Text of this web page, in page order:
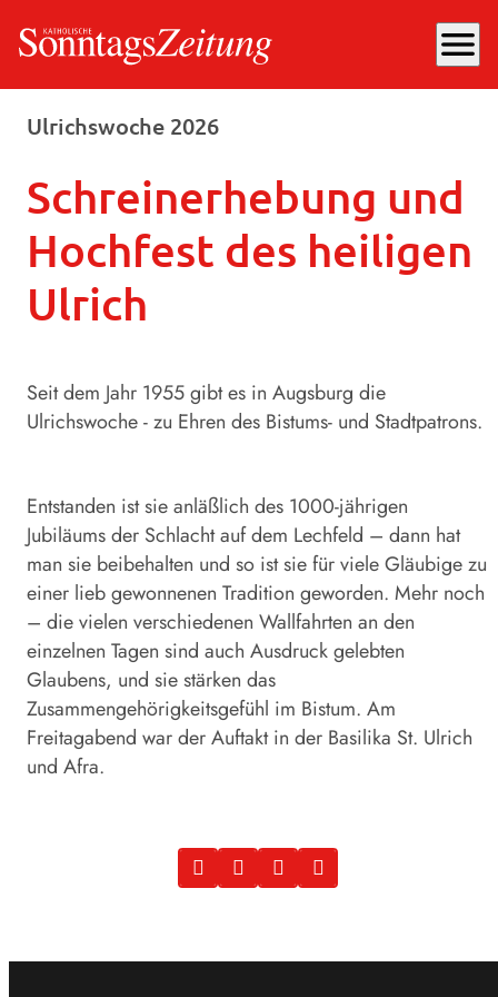
menu
Samstag, 04.07.2026, 14:28 Uhr
Ulrichswoche 2026
Schreinerhebung und
Hochfest des heiligen
Ulrich
Seit dem Jahr 1955 gibt es in Augsburg die
Ulrichswoche - zu Ehren des Bistums- und Stadtpatrons.
Entstanden ist sie anläßlich des 1000-jährigen
Jubiläums der Schlacht auf dem Lechfeld – dann hat
man sie beibehalten und so ist sie für viele Gläubige zu
einer lieb gewonnenen Tradition geworden. Mehr noch
– die vielen verschiedenen Wallfahrten an den
einzelnen Tagen sind auch Ausdruck gelebten
Glaubens, und sie stärken das
Zusammengehörigkeitsgefühl im Bistum. Am
Freitagabend war der Auftakt in der Basilika St. Ulrich
und Afra.